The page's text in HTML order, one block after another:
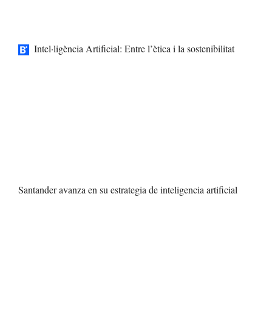
Intel·ligència Artificial: Entre l’ètica i la sostenibilitat
Santander avanza en su estrategia de inteligencia artificial